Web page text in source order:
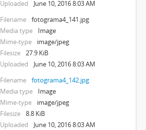
Uploaded
June 10, 2016 8:03 AM
Filename
fotograma4_141.jpg
Media type
Image
Mime-type
image/jpeg
Filesize
27.9 KiB
Uploaded
June 10, 2016 8:03 AM
Filename
fotograma4_142.jpg
Media type
Image
Mime-type
image/jpeg
Filesize
8.8 KiB
Uploaded
June 10, 2016 8:03 AM